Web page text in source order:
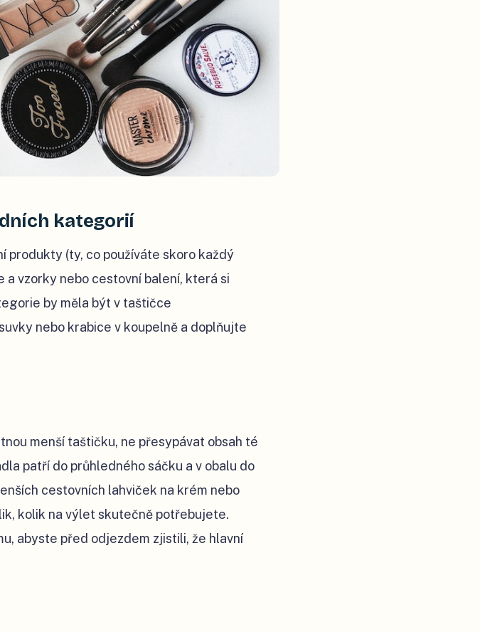
kategorií
produkty (ty, co používáte skoro každý
vzorky nebo cestovní balení, která si
by měla být v taštičce
nebo krabice v koupelně a doplňujte
menší taštičku, ne přesypávat obsah té
patří do průhledného sáčku a v obalu do
cestovních lahviček na krém nebo
kolik na výlet skutečně potřebujete.
abyste před odjezdem zjistili, že hlavní